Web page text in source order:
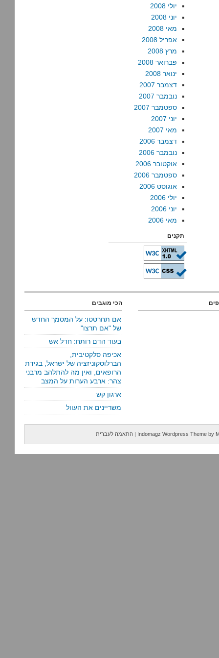
יולי 2008
יוני 2008
מאי 2008
אפריל 2008
מרץ 2008
פברואר 2008
ינואר 2008
דצמבר 2007
נובמבר 2007
ספטמבר 2007
יוני 2007
מאי 2007
דצמבר 2006
נובמבר 2006
אוקטובר 2006
ספטמבר 2006
אוגוסט 2006
יולי 2006
יוני 2006
מאי 2006
תקנים
הכי מוגבים
אם תחרטטו: על המסמך החדש
של "אם תרצו"
בעוד הדם רותח: חדל אש
אכיפה סלקטיבית,
הברלוסקוניזציה של ישראל, בגידת
הרופאים, ואין מה להתלהב מרבני
צהר: ארבע הערות על המצב
ארגון קש
משריינים את העוול
Indomagz Wordpress Theme by
| התאמה לעברית